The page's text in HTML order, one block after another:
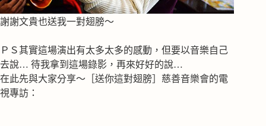
謝謝文貴也送我一對翅膀～
ＰＳ其實這場演出有太多太多的感動，但要以音樂自己
去說… 待我拿到這場錄影，再來好好的說…
在此先與大家分享～［送你這對翅膀］慈善音樂會的電
視專訪：